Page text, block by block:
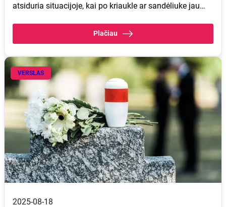
atsiduria situacijoje, kai po kriaukle ar sandėliuke jau…
Plačiau
VERSLAS
2025-08-18